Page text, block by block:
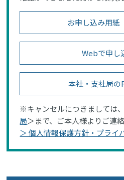
お申し込み用紙
Webで申し
本社・支社局の
※キャンセルにつきましては
局＞まで、ご本人様よりご連
＞ 個人情報保護方針・プライ